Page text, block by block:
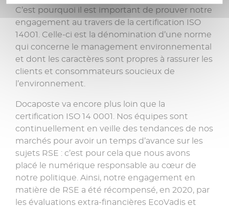
C’est pourquoi il est important de prouver notre
engagement au travers de la certification ISO
14001. Celle-ci est la dénomination d’une norme
qui concerne le management environnemental
et dont les caractères sont propres à rassurer les
clients et consommateurs soucieux de
l’environnement.
Docaposte va encore plus loin que la
certification ISO 14 0001. Nos équipes sont
continuellement en veille des tendances de nos
marchés pour avoir un temps d’avance sur les
sujets RSE : c’est pour cela que nous avons
placé le numérique responsable au cœur de
notre politique. Ainsi, notre engagement en
matière de RSE a été récompensé, en 2020, par
les évaluations extra-financières EcoVadis et